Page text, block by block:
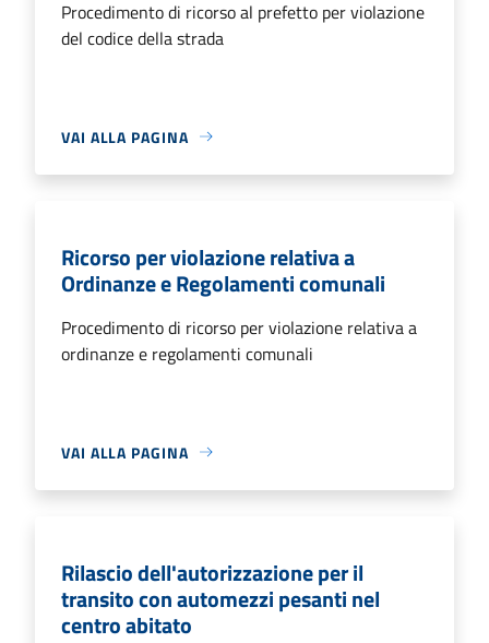
Procedimento di ricorso al prefetto per violazione
del codice della strada
VAI ALLA PAGINA
Ricorso per violazione relativa a
Ordinanze e Regolamenti comunali
Procedimento di ricorso per violazione relativa a
ordinanze e regolamenti comunali
VAI ALLA PAGINA
Rilascio dell'autorizzazione per il
transito con automezzi pesanti nel
centro abitato